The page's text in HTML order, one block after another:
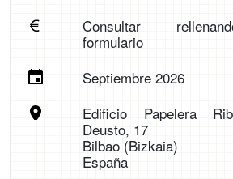
Consultar
formulario
Septiembre 2026
Edificio Papelera
Deusto, 17
Bilbao (Bizkaia)
España